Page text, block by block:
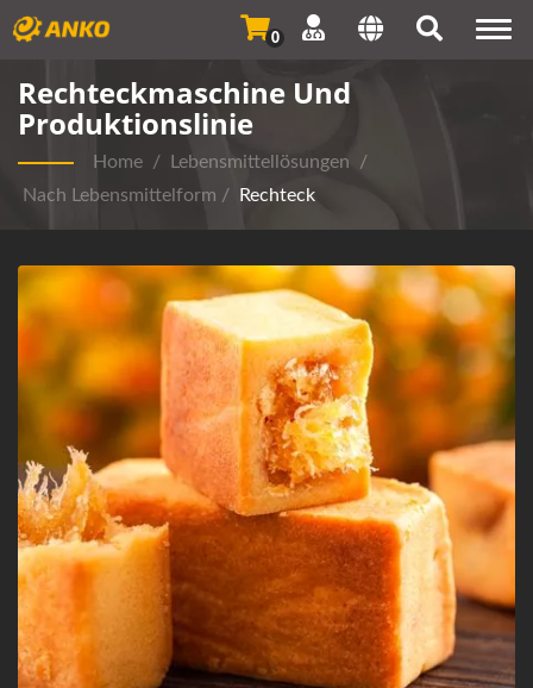
0
Rechteckmaschine Und
Produktionslinie
Home / Lebensmittellösungen
/
Nach Lebensmittelform / Rechteck